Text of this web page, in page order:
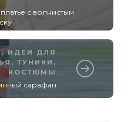
с волнистым
,ИДЕИ ДЛЯ
ТУНИКИ,
КОСТЮМЫ
сарафан